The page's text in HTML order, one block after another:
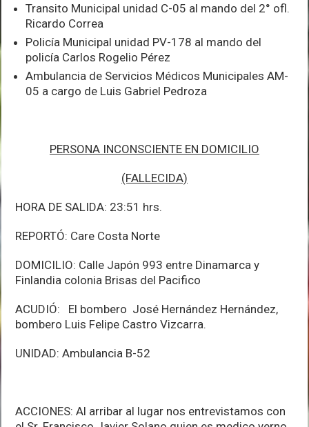
Transito Municipal unidad C-05 al mando del 2° ofl.
Ricardo Correa
Policía Municipal unidad PV-178 al mando del
policía Carlos Rogelio Pérez
Ambulancia de Servicios Médicos Municipales AM-
05 a cargo de Luis Gabriel Pedroza
PERSONA INCONSCIENTE EN DOMICILIO
(FALLECIDA)
HORA DE SALIDA: 23:51 hrs.
REPORTÓ: Care Costa Norte
DOMICILIO: Calle Japón 993 entre Dinamarca y
Finlandia colonia Brisas del Pacifico
ACUDIÓ: El bombero José Hernández Hernández,
bombero Luis Felipe Castro Vizcarra.
UNIDAD: Ambulancia B-52
ACCIONES: Al arribar al lugar nos entrevistamos con